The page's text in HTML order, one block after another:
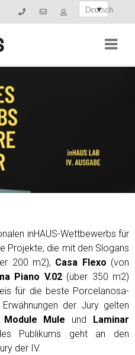
Deutsch
inHAUS-Wettbewerbs für
Projekte, die mit den Slogans
200 m2), Casa Flexo (von
Piano V.02(über 350 m2)
für die beste Porcelanosa-
der Jury gelten
Module Mule und Laminar
Publikums geht an den
der IV.